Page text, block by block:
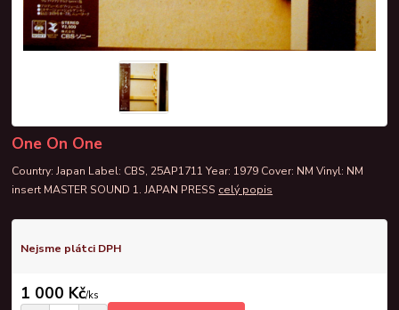
One On One
Country: Japan Label: CBS, 25AP1711 Year: 1979 Cover: NM Vinyl: NM
insert MASTER SOUND 1. JAPAN PRESS celý popis
Nejsme plátci DPH
1 000 Kč/ks